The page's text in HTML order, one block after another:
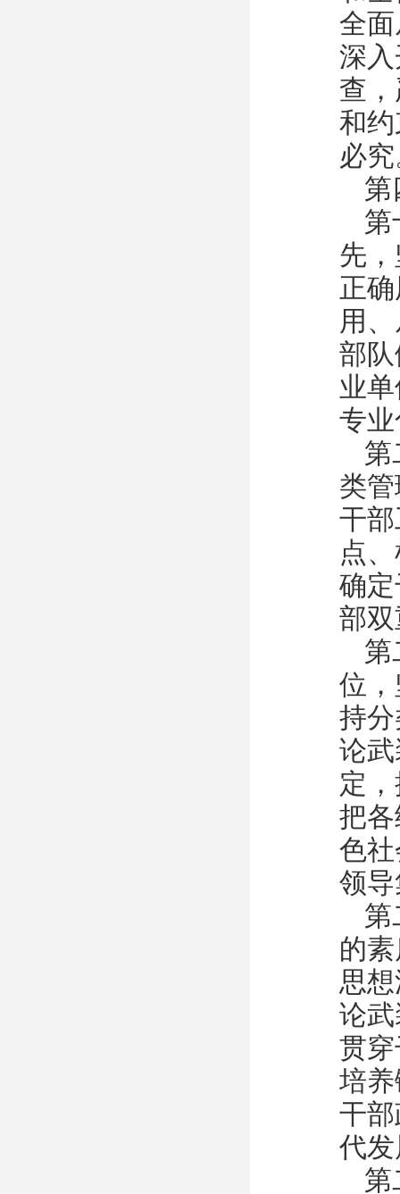
全
深
查
和
必
第
第
先
正
用
部
业
专
第
类
干
点
确
部
第
位
持
论
定
把
色
领
第
的
思
论
贯
培
干
代
第